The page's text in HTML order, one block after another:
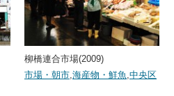
柳橋連合市場(2009)
市場・朝市,海産物・鮮魚,中央区